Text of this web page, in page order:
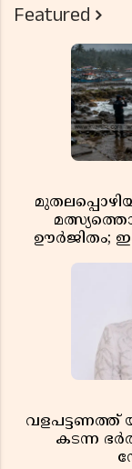
Featured
ഊർജിതം;
വളപട്ടണത്ത്
കടന്ന